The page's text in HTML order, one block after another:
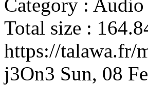
Category :
Total size :
https://talawa.fr/
j3On3 Sun, 08